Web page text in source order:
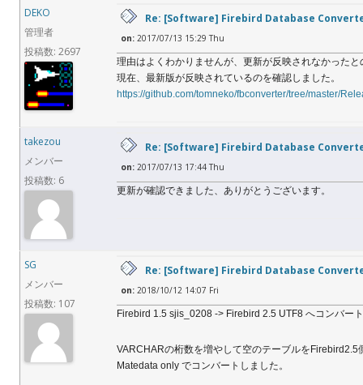
DEKO
管理者
投稿数: 2697
Re: [Software] Firebird Database
on: 2017/07/13 15:29 Thu
理由はよくわかりませんが、更新が反映されなかったと
現在、最新版が反映されているのを確認しました。
https://github.com/tomneko/fbconverter/tree/master/
takezou
メンバー
投稿数: 6
Re: [Software] Firebird Database
on: 2017/07/13 17:44 Thu
更新が確認できました、ありがとうございます。
SG
メンバー
投稿数: 107
Re: [Software] Firebird Database
on: 2018/10/12 14:07 Fri
Firebird 1.5 sjis_0208 -> Firebird 2.5 UTF8 へコンバー
VARCHARの桁数を増やして空のテーブルをFirebird2.5
Matedata only でコンバートしました。